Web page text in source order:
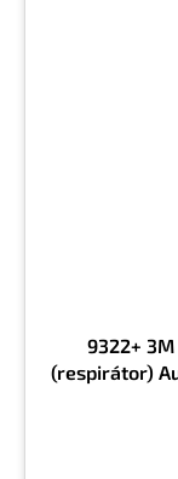
9322+
(respirátor)